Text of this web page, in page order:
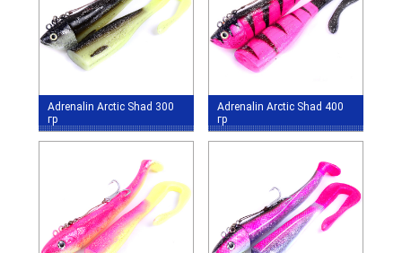
Adrenalin Arctic Shad 300
гр
Adrenalin Arctic Shad 400
гр